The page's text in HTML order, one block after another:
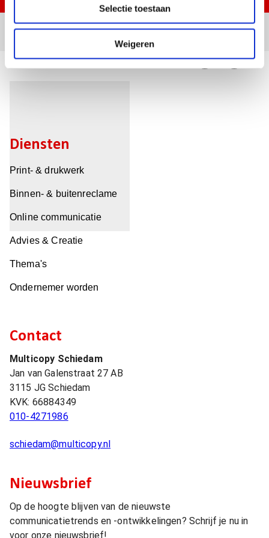
Selectie toestaan
Weigeren
Naar overzicht Delen:
Diensten
Print- & drukwerk
Binnen- & buitenreclame
Online communicatie
Advies & Creatie
Thema's
Ondernemer worden
Contact
Multicopy Schiedam
Jan van Galenstraat 27 AB
3115 JG Schiedam
KVK: 66884349
010-4271986
schiedam@multicopy.nl
Nieuwsbrief
Op de hoogte blijven van de nieuwste
communicatietrends en -ontwikkelingen? Schrijf je nu in
voor onze nieuwsbrief!